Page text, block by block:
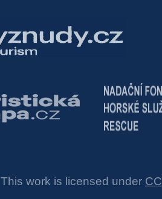
This work is licensed under